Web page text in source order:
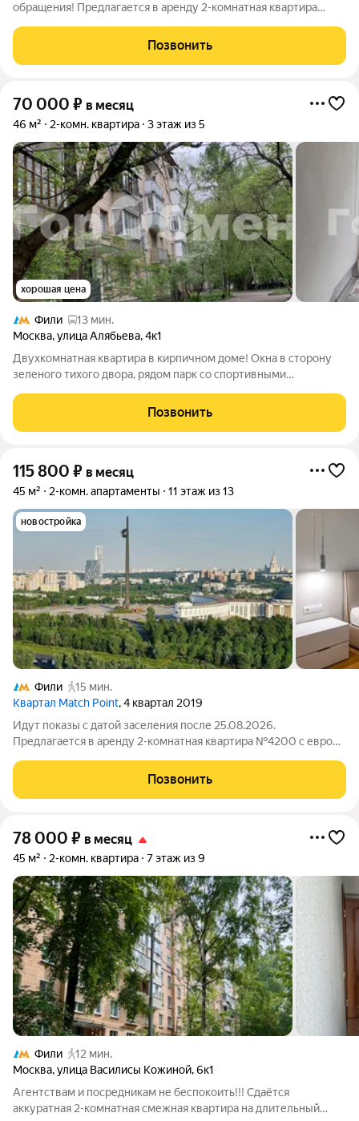
обращения! Предлагается в аренду 2-комнатная квартира
высокими потолками площадью 65 м2, расположенная на
тринадцатом этаже нового арендного
Позвонить
70 000 ₽ в месяц
46 м² 2-комн. квартира 3 этаж из 5
хорошая цена
Фили
13 мин.
Москва,улица Алябьева,4к1
Двухкомнатная квартира в кирпичном доме! Окна в сторону
зеленого тихого двора, рядом парк со спортивными
метро в пешей доступности, а также кафе, магазины, стадион и
фитнесс В квартире сделана
Позвонить
115 800 ₽ в месяц
45 м² 2-комн. апартаменты 11 этаж из 13
новостройка
Фили
15 мин.
Квартал Match Point, 4 квартал 2019
Идут показы с датой заселения после 25.08.2026.
Предлагается в аренду 2-комнатная квартира №4200 с евро
потолками площадью 45 м2, расположенная на одиннадцатом
этаже нового арендного дома класса Матч
Позвонить
78 000 ₽ в месяц
45 м² 2-комн. квартира 7 этаж из 9
Фили
12 мин.
Москва,улица Василисы Кожиной,6к1
Агентствам и посредникам не беспокоить!!! Сдаётся
аккуратная 2-комнатная смежная квартира на длительный